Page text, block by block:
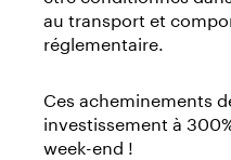
au transport et
réglementaire.
Ces acheminements
investissement à
week-end !